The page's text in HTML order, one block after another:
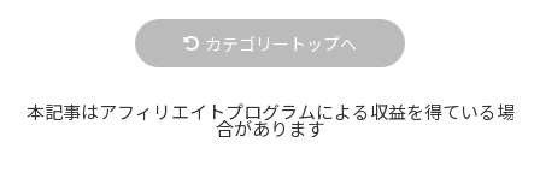
カテゴリートップへ
本記事はアフィリエイトプログラムによる収益を得ている場
合があります